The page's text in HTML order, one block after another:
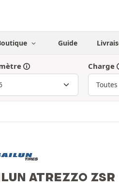
Guide
Charge
ATREZZO ZSR